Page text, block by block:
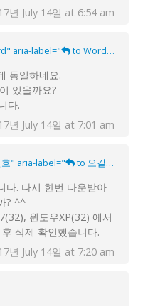
년 July 14일 at 6:54 am
aria-label=" to Word">
동일하네요.
있을까요?
다.
년 July 14일 at 7:01 am
" aria-label=" to 오길호">
다. 다시 한번 다운받아
? ^^
윈도우XP(32) 에서
삭제 확인했습니다.
년 July 14일 at 7:20 am